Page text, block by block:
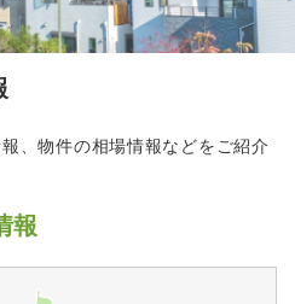
、物件の相場情報などをご紹介
報